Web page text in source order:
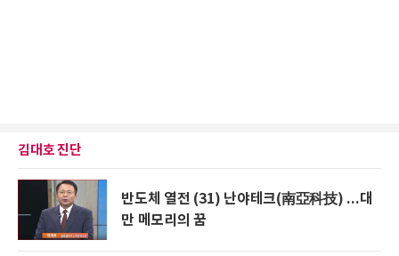
김대호 진단
반도체 열전 (31) 난야테크(南亞科技) ...대
만 메모리의 꿈